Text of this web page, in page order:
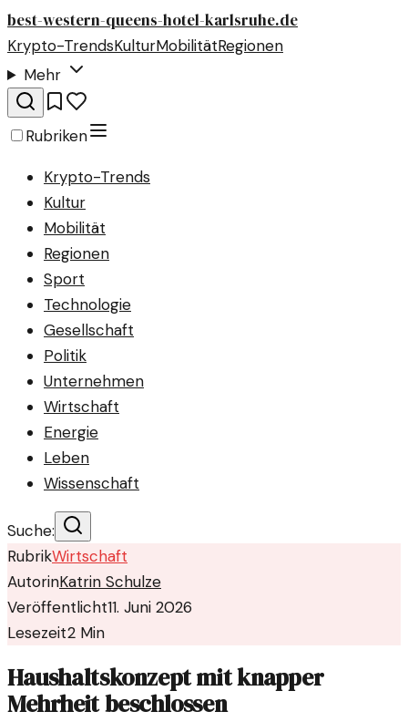
best-western-queens-hotel-karlsruhe.de
Krypto-TrendsKulturMobilitätRegionen
Mehr
Rubriken
Krypto-Trends
Kultur
Mobilität
Regionen
Sport
Technologie
Gesellschaft
Politik
Unternehmen
Wirtschaft
Energie
Leben
Wissenschaft
Suche:
RubrikWirtschaft
AutorinKatrin Schulze
Veröffentlicht11. Juni 2026
Lesezeit2 Min
Haushaltskonzept mit knapper
Mehrheit beschlossen